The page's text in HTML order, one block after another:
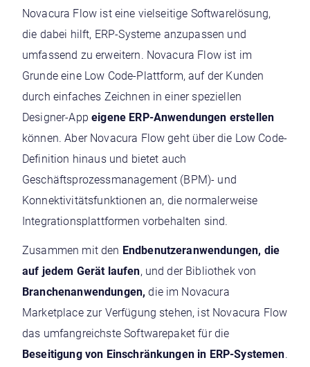
Novacura Flow ist eine vielseitige Softwarelösung,
die dabei hilft, ERP-Systeme anzupassen und
umfassend zu erweitern. Novacura Flow ist im
Grunde eine Low Code-Plattform, auf der Kunden
durch einfaches Zeichnen in einer speziellen
Designer-Appeigene ERP-Anwendungen erstellen
können. Aber Novacura Flow geht über die Low Code-
Definition hinaus und bietet auch
Geschäftsprozessmanagement (BPM)- und
Konnektivitätsfunktionen an, die normalerweise
Integrationsplattformen vorbehalten sind.
Zusammen mit den Endbenutzeranwendungen, die
auf jedem Gerät laufen, und der Bibliothek von
Branchenanwendungen,die im Novacura
Marketplace zur Verfügung stehen, ist Novacura Flow
das umfangreichste Softwarepaket für die
Beseitigung von Einschränkungen in ERP-Systemen.